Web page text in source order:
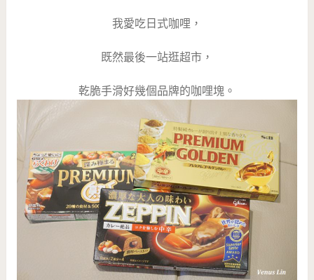
我愛吃日式咖哩，
既然最後一站逛超市，
乾脆手滑好幾個品牌的咖哩塊。